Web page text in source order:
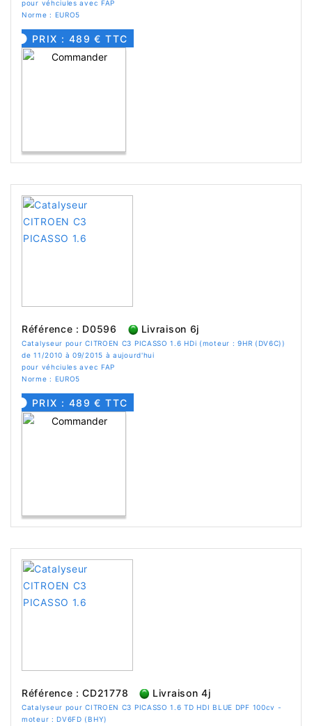
pour véhciules avec FAP
Norme : EURO5
PRIX : 489 € TTC
Référence : D0596 Livraison 6j
Catalyseur pour CITROEN C3 PICASSO 1.6 HDi (moteur : 9HR (DV6C))
de 11/2010 à 09/2015 à aujourd'hui
pour véhciules avec FAP
Norme : EURO5
PRIX : 489 € TTC
Référence : CD21778 Livraison 4j
Catalyseur pour CITROEN C3 PICASSO 1.6 TD HDI BLUE DPF 100cv -
moteur : DV6FD (BHY)